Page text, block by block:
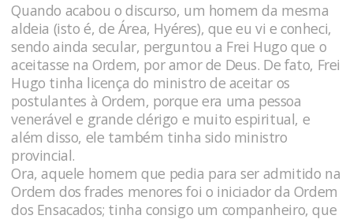
Quando acabou o discurso, um homem da mesma
aldeia (isto é, de Área, Hyéres), que eu vi e conheci,
sendo ainda secular, perguntou a Frei Hugo que o
aceitasse na Ordem, por amor de Deus. De fato, Frei
Hugo tinha licença do ministro de aceitar os
postulantes à Ordem, porque era uma pessoa
venerável e grande clérigo e muito espiritual, e
além disso, ele também tinha sido ministro
provincial.
Ora, aquele homem que pedia para ser admitido na
Ordem dos frades menores foi o iniciador da Ordem
dos Ensacados; tinha consigo um companheiro, que